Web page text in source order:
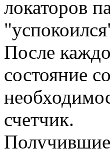
локаторов
После
состояние
счетчик.